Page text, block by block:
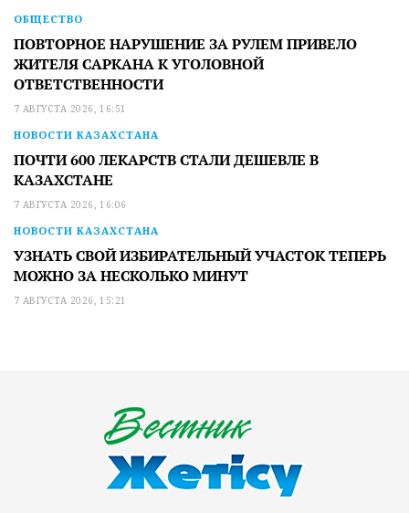
ОБЩЕСТВО
ПОВТОРНОЕ НАРУШЕНИЕ ЗА РУЛЕМ ПРИВЕЛО
ЖИТЕЛЯ САРКАНА К УГОЛОВНОЙ
ОТВЕТСТВЕННОСТИ
7 АВГУСТА 2026, 16:51
НОВОСТИ КАЗАХСТАНА
ПОЧТИ 600 ЛЕКАРСТВ СТАЛИ ДЕШЕВЛЕ В
КАЗАХСТАНЕ
7 АВГУСТА 2026, 16:06
НОВОСТИ КАЗАХСТАНА
УЗНАТЬ СВОЙ ИЗБИРАТЕЛЬНЫЙ УЧАСТОК ТЕПЕРЬ
МОЖНО ЗА НЕСКОЛЬКО МИНУТ
7 АВГУСТА 2026, 15:21